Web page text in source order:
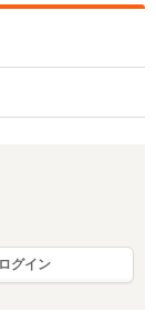
ログイン